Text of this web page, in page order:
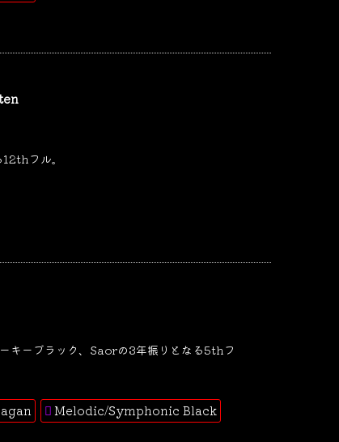
フル。
キーブラック、Saorの3年振りとなる5thフ
Melodic/Symphonic Black